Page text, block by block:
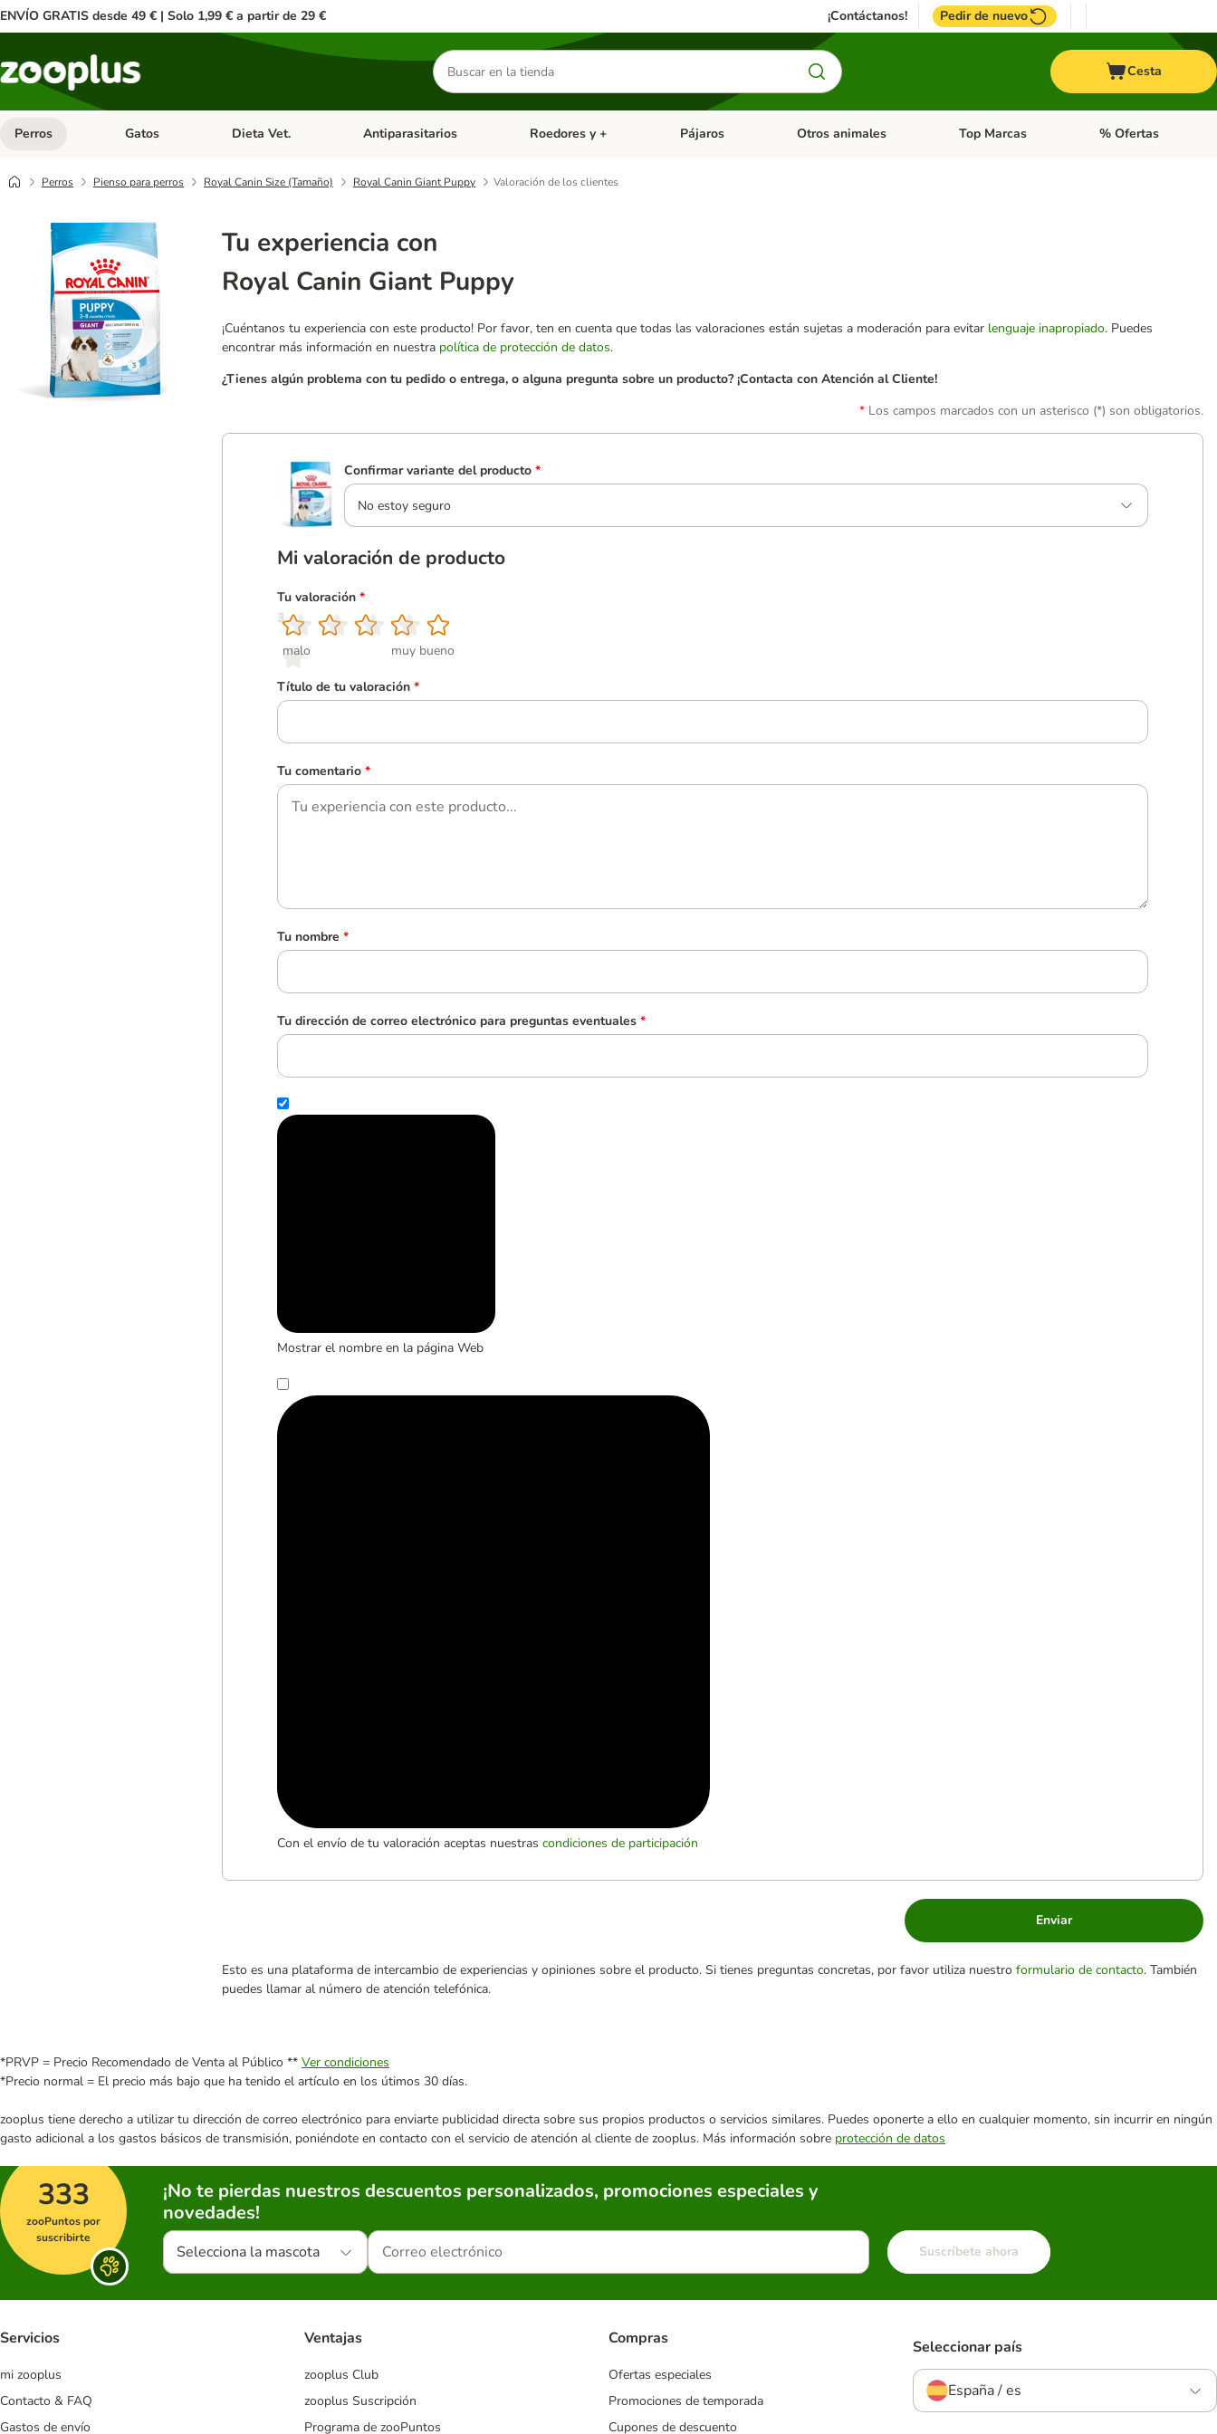
ENVÍO GRATIS desde 49 € | Solo 1,99 € a partir de 29 € ¡Contáctanos! Pedir de nuevo
Buscar
productos
Cesta
Perros Menú de categoria abierto: Perros
Gatos Menú de categoria abierto: Gatos
Dieta Vet. Menú de categoria abierto: Dieta Vet.
Antiparasitarios Menú de categoria abierto: Antiparasitarios
Roedores y + Menú de categoria abierto: Roedores y +
Pájaros Menú de categoria abierto: Pájaros
Otros animales Menú de categoria abierto: Otros animales
Top Marcas Menú de categoria
% Ofertas
Perros Pienso para perros Royal Canin Size (Tamaño) Royal Canin Giant Puppy Valoración de los clientes
Tu experiencia con
Royal Canin Giant Puppy
¡Cuéntanos tu experiencia con este producto! Por favor, ten en cuenta que todas las valoraciones están sujetas a moderación para evitar lenguaje inapropiado. Puedes
encontrar más información en nuestra política de protección de datos.
¿Tienes algún problema con tu pedido o entrega, o alguna pregunta sobre un producto? ¡Contacta con Atención al Cliente!
Los campos marcados con un asterisco (*) son obligatorios.
Confirmar variante del producto *
No estoy seguro
Mi valoración de producto
Tu valoración *
1
malo
2
3
4
5
muy bueno
Título de tu valoración *
Tu comentario *
Tu nombre *
Tu dirección de correo electrónico para preguntas eventuales *
Mostrar el nombre en la página Web
Con el envío de tu valoración aceptas nuestras condiciones de participación
Enviar
Esto es una plataforma de intercambio de experiencias y opiniones sobre el producto. Si tienes preguntas concretas, por favor utiliza nuestro formulario de contacto. También
puedes llamar al número de atención telefónica.
*PRVP = Precio Recomendado de Venta al Público ** Ver condiciones
*Precio normal = El precio más bajo que ha tenido el artículo en los útimos 30 días.
zooplus tiene derecho a utilizar tu dirección de correo electrónico para enviarte publicidad directa sobre sus propios productos o servicios similares. Puedes oponerte a ello en cualquier momento, sin incurrir en ningún
gasto adicional a los gastos básicos de transmisión, poniéndote en contacto con el servicio de atención al cliente de zooplus. Más información sobre protección de datos
333
zooPuntos por
suscribirte
¡No te pierdas nuestros descuentos personalizados, promociones especiales y
novedades!
Selecciona la mascota Suscríbete ahora
Servicios
mi zooplus
Contacto & FAQ
Gastos de envío
Ventajas
zooplus Club
zooplus Suscripción
Programa de zooPuntos
Compras
Ofertas especiales
Promociones de temporada
Cupones de descuento
Seleccionar país
España / es